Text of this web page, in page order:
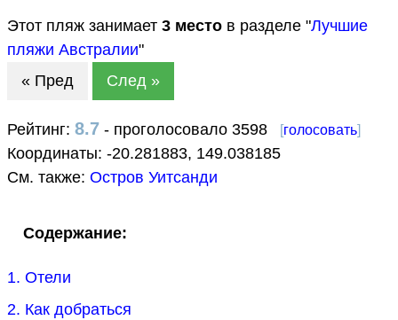
Этот пляж занимает 3 место в разделе "Лучшие
пляжи Австралии"
« Пред
След »
Рейтинг: 8.7 - проголосовало 3598 [голосовать]
Координаты: -20.281883, 149.038185
См. также: Остров Уитсанди
Содержание:
1. Отели
2. Как добраться